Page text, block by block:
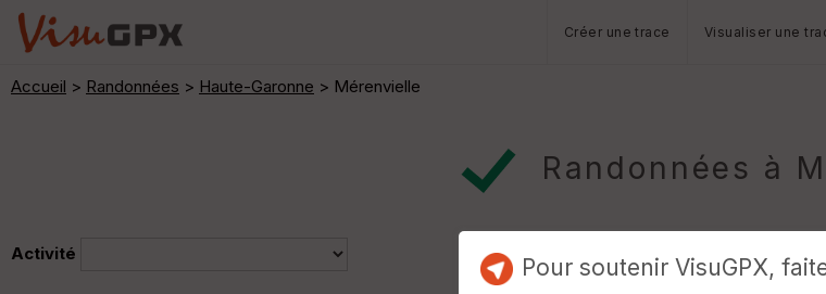
Créer une trace Visualiser une
Accueil > Randonnées > Haute-Garonne > Mérenvielle
Randonnées à
Activité
Pour soutenir VisuGPX,